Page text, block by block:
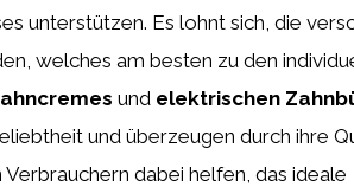
unterstützen. Es lohnt sich, die
welches am besten zu den
und elektrischen
und überzeugen durch ihre
dabei helfen, das ideale